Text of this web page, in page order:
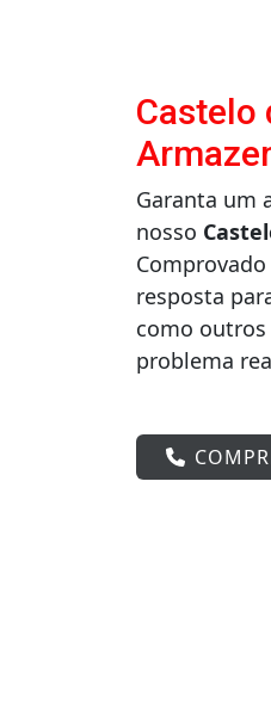
Castelo
Garanta um
nosso
resposta
como outros
problema